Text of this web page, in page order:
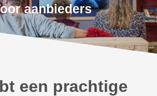
aanbieders
een prachtige